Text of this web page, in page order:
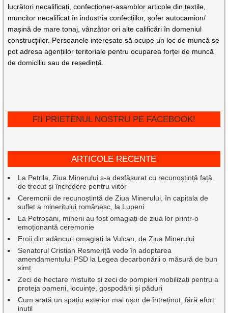
lucrători necalificați, confecționer-asamblor articole din textile,
muncitor necalificat în industria confecțiilor, șofer autocamion/
mașină de mare tonaj, vânzător ori alte calificări în domeniul
construcţiilor. Persoanele interesate să ocupe un loc de muncă se
pot adresa agențiilor teritoriale pentru ocuparea forței de muncă
de domiciliu sau de reședință.
FII PRIETENUL NOSTRU PE FACEBOOK!
ARTICOLE RECENTE
La Petrila, Ziua Minerului s-a desfășurat cu recunoștință față
de trecut și încredere pentru viitor
Ceremonii de recunoștință de Ziua Minerului, în capitala de
suflet a mineritului românesc, la Lupeni
La Petroșani, minerii au fost omagiați de ziua lor printr-o
emoționantă ceremonie
Eroii din adâncuri omagiați la Vulcan, de Ziua Minerului
Senatorul Cristian Resmeriță vede în adoptarea
amendamentului PSD la Legea decarbonării o măsură de bun
simț
Zeci de hectare mistuite și zeci de pompieri mobilizați pentru a
proteja oameni, locuințe, gospodării și păduri
Cum arată un spațiu exterior mai ușor de întreținut, fără efort
inutil